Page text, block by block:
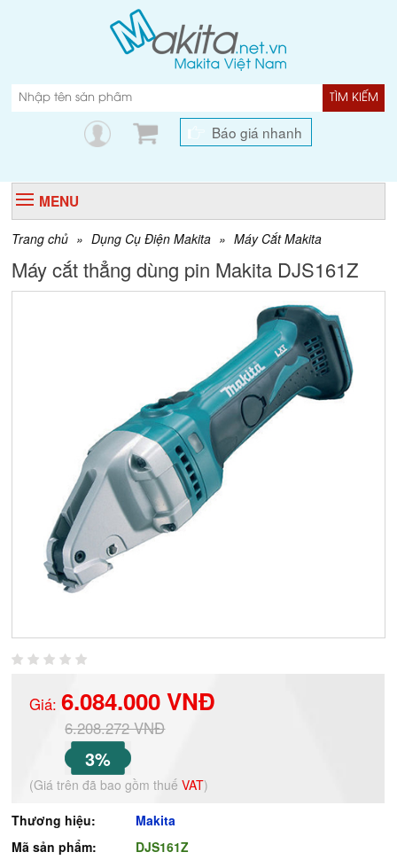
TÌM KIẾM
Báo giá nhanh
MENU
Trang chủ » Dụng Cụ Điện Makita » Máy Cắt Makita
Máy cắt thẳng dùng pin Makita DJS161Z
Giá:6.084.000 VNĐ
6.208.272 VNĐ
3%
(Giá trên đã bao gồm thuếVAT)
Thương hiệu:
Makita
Mã sản phẩm:
DJS161Z